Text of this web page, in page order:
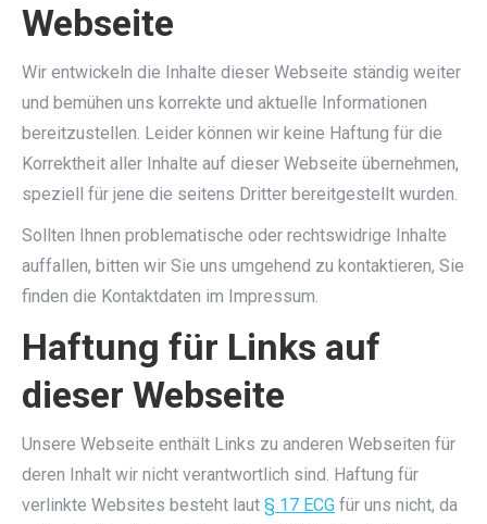
Webseite
Wir entwickeln die Inhalte dieser Webseite ständig weiter
und bemühen uns korrekte und aktuelle Informationen
bereitzustellen. Leider können wir keine Haftung für die
Korrektheit aller Inhalte auf dieser Webseite übernehmen,
speziell für jene die seitens Dritter bereitgestellt wurden.
Sollten Ihnen problematische oder rechtswidrige Inhalte
auffallen, bitten wir Sie uns umgehend zu kontaktieren, Sie
finden die Kontaktdaten im Impressum.
Haftung für Links auf
dieser Webseite
Unsere Webseite enthält Links zu anderen Webseiten für
deren Inhalt wir nicht verantwortlich sind. Haftung für
verlinkte Websites besteht laut § 17 ECG für uns nicht, da